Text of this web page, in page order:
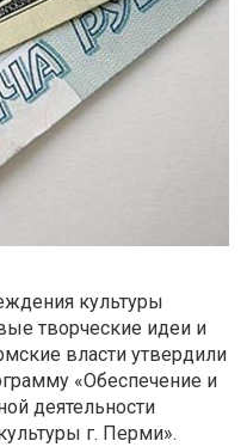
культуры
творческие идеи и
власти утвердили
«Обеспечение и
деятельности
г. Перми».